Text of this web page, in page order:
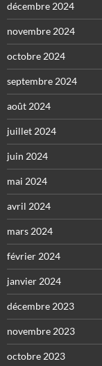
décembre 2024
novembre 2024
octobre 2024
septembre 2024
août 2024
juillet 2024
juin 2024
mai 2024
avril 2024
mars 2024
février 2024
janvier 2024
décembre 2023
novembre 2023
octobre 2023